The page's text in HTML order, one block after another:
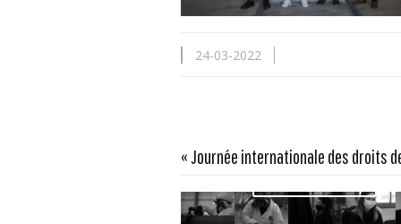
24-03-2022
« Journée internationale des droits
En savoir plus...